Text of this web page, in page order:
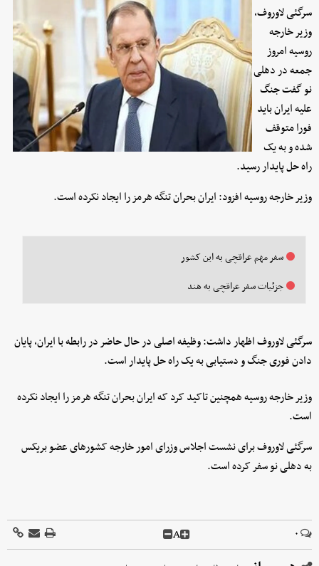
سرگئی لاوروف،
وزیر خارجه
روسیه امروز
جمعه در دهلی
نو گفت جنگ
علیه ایران باید
فورا متوقف
شده و به یک
راه حل پایدار رسید.
وزیر خارجه روسیه افزود: ایران بحران تنگه هرمز را ایجاد نکرده است.
سفر مهم عراقچی به این کشور
جزئیات سفر عراقچی به هند
سرگئی لاوروف اظهار داشت: وظیفه اصلی در حال حاضر در رابطه با ایران، پایان
دادن فوری جنگ و دستیابی به یک راه حل پایدار است.
وزیر خارجه روسیه همچنین تاکید کرد که ایران بحران تنگه هرمز را ایجاد نکرده
است.
سرگئی لاوروف برای نشست اجلاس وزرای امور خارجه کشورهای عضو بریکس
به دهلی نو سفر کرده است.
۰ A